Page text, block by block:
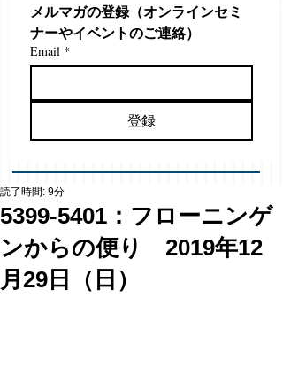
メルマガの登録（オンラインセミ
ナーやイベントのご連絡）
Email *
登録
5399-5401：フローニンゲ
ンからの便り 2019年12
月29日（日）
読了時間: 9分